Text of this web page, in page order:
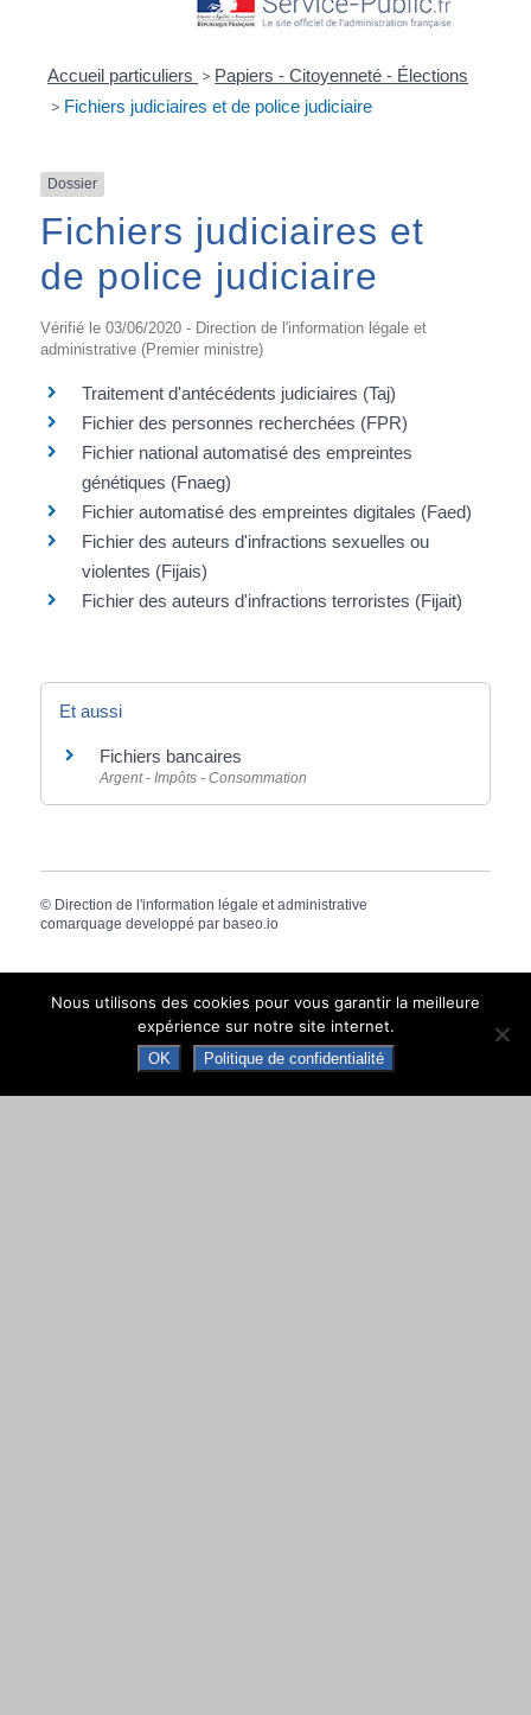
Accueil particuliers > Papiers - Citoyenneté - Élections
> Fichiers judiciaires et de police judiciaire
Dossier
Fichiers judiciaires et
de police judiciaire
Vérifié le 03/06/2020 - Direction de l'information légale et
administrative (Premier ministre)
Traitement d'antécédents judiciaires (Taj)
Fichier des personnes recherchées (FPR)
Fichier national automatisé des empreintes
génétiques (Fnaeg)
Fichier automatisé des empreintes digitales (Faed)
Fichier des auteurs d'infractions sexuelles ou
violentes (Fijais)
Fichier des auteurs d'infractions terroristes (Fijait)
Et aussi
Fichiers bancaires
Argent - Impôts - Consommation
© Direction de l'information légale et administrative
comarquage developpé par baseo.io
MAIRIE DE NAY
Nous utilisons des cookies pour vous garantir la meilleure
expérience sur notre site internet.
OK Politique de confidentialité